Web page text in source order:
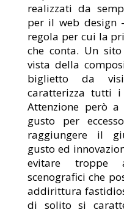
realizzati da
per il web design
regola per cui la
che conta. Un
vista della
biglietto da
caratterizza tutti
Attenzione però
gusto per
raggiungere il
gusto ed
evitare troppe
scenografici che
addirittura
di solito si